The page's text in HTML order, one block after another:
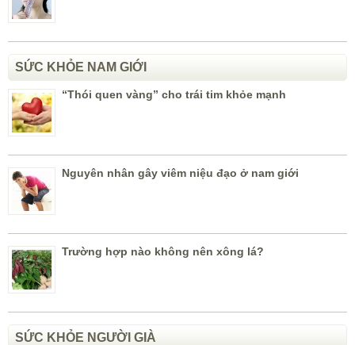
SỨC KHỎE NAM GIỚI
“Thói quen vàng” cho trái tim khỏe mạnh
Nguyên nhân gây viêm niệu đạo ở nam giới
Trường hợp nào không nên xông lá?
SỨC KHỎE NGƯỜI GIÀ